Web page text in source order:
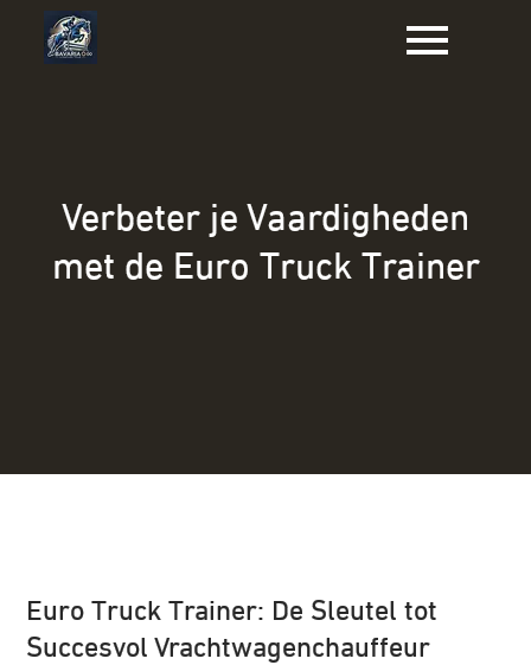
Verbeter je Vaardigheden
met de Euro Truck Trainer
Euro Truck Trainer: De Sleutel tot
Succesvol Vrachtwagenchauffeur